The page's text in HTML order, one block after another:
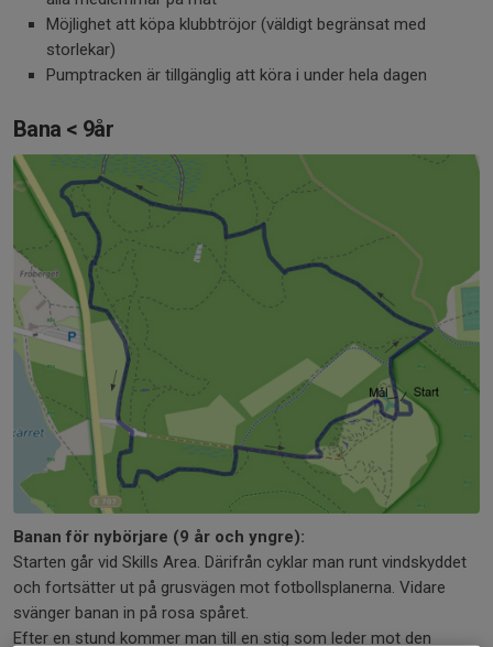
Möjlighet att köpa klubbtröjor (väldigt begränsat med
storlekar)
Pumptracken är tillgänglig att köra i under hela dagen
Bana < 9år
Banan för nybörjare (9 år och yngre):
Starten går vid Skills Area. Därifrån cyklar man runt vindskyddet
och fortsätter ut på grusvägen mot fotbollsplanerna. Vidare
svänger banan in på rosa spåret.
Efter en stund kommer man till en stig som leder mot den